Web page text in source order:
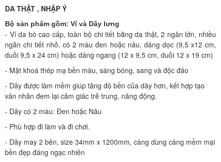
DA THẬT , NHẬP Ý
Bộ sản phẩm gồm: Ví và Dây lưng
- Ví da bò cao cấp, toàn bộ chi tiết bằng da thật, 2 ngăn lớn, nhiều
ngăn chi tiết nhỏ, có 2 màu đen hoặc nâu, dáng dọc (9,5 x12 cm,
duỗi 9,5 x 24 cm) hoặc dáng ngang (12 x 9,5 cm, duỗi 12 x 19 cm)
- Mặt khoá thép mạ bền màu, sáng bóng, sang và độc đáo
- Dây được làm mềm giúp tăng độ bền của dây hơn, kết hợp tạo
vân nhăn đem lại cảm giác trẻ trung, năng động.
- Dây có 2 màu: Đen hoặc Nâu
- Phù hợp đi làm và đi chơi.
- Dây may 2 bên, size 34mm x 1200mm, càng dùng càng mềm mại
bền đẹp đáng ngạc nhiên